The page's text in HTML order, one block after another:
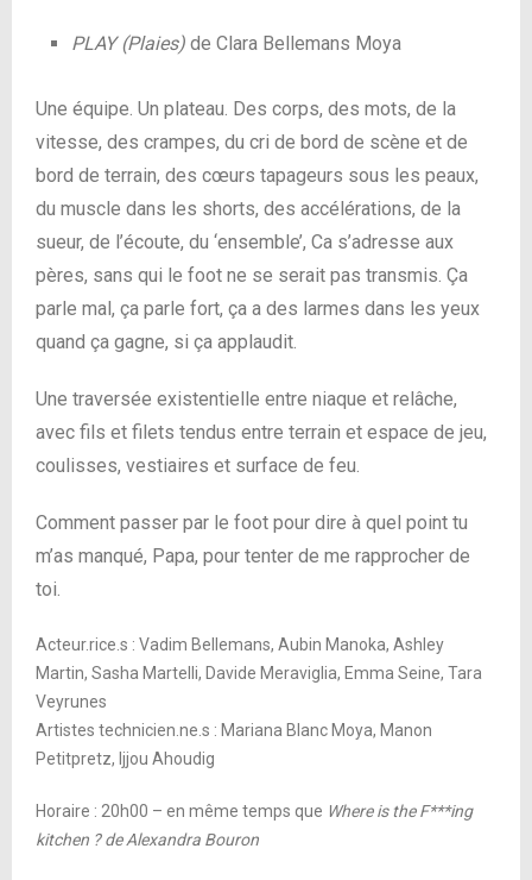
PLAY (Plaies) de Clara Bellemans Moya
Une équipe. Un plateau. Des corps, des mots, de la
vitesse, des crampes, du cri de bord de scène et de
bord de terrain, des cœurs tapageurs sous les peaux,
du muscle dans les shorts, des accélérations, de la
sueur, de l’écoute, du ‘ensemble’, Ca s’adresse aux
pères, sans qui le foot ne se serait pas transmis. Ça
parle mal, ça parle fort, ça a des larmes dans les yeux
quand ça gagne, si ça applaudit.
Une traversée existentielle entre niaque et relâche,
avec fils et filets tendus entre terrain et espace de jeu,
coulisses, vestiaires et surface de feu.
Comment passer par le foot pour dire à quel point tu
m’as manqué, Papa, pour tenter de me rapprocher de
toi.
Acteur.rice.s : Vadim Bellemans, Aubin Manoka, Ashley
Martin, Sasha Martelli, Davide Meraviglia, Emma Seine, Tara
Veyrunes
Artistes technicien.ne.s : Mariana Blanc Moya, Manon
Petitpretz, Ijjou Ahoudig
Horaire : 20h00 – en même temps que Where is the F***ing
kitchen ?de Alexandra Bouron